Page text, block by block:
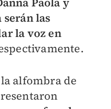
serán las
la voz en
alfombra de